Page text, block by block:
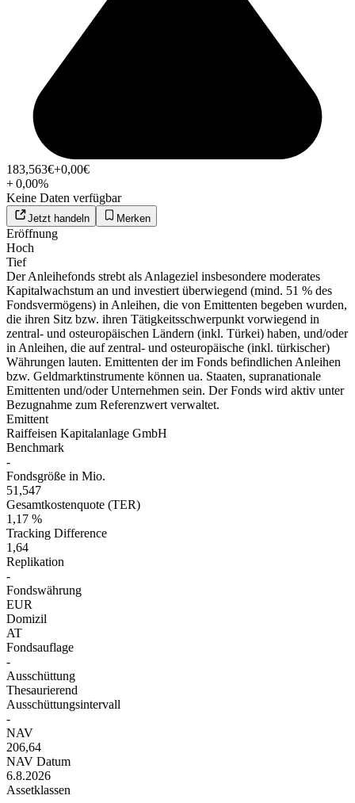
183,563€+0,00€
+0,00%
Keine Daten verfügbar
Jetzt handeln Merken
Eröffnung
Hoch
Tief
Der Anleihefonds strebt als Anlageziel insbesondere moderates
Kapitalwachstum an und investiert überwiegend (mind. 51 % des
Fondsvermögens) in Anleihen, die von Emittenten begeben wurden,
die ihren Sitz bzw. ihren Tätigkeitsschwerpunkt vorwiegend in
zentral- und osteuropäischen Ländern (inkl. Türkei) haben, und/oder
in Anleihen, die auf zentral- und osteuropäische (inkl. türkischer)
Währungen lauten. Emittenten der im Fonds befindlichen Anleihen
bzw. Geldmarktinstrumente können ua. Staaten, supranationale
Emittenten und/oder Unternehmen sein. Der Fonds wird aktiv unter
Bezugnahme zum Referenzwert verwaltet.
Emittent
Raiffeisen Kapitalanlage GmbH
Benchmark
-
Fondsgröße in Mio.
51,547
Gesamtkostenquote (TER)
1,17 %
Tracking Difference
1,64
Replikation
-
Fondswährung
EUR
Domizil
AT
Fondsauflage
-
Ausschüttung
Thesaurierend
Ausschüttungsintervall
-
NAV
206,64
NAV Datum
6.8.2026
Assetklassen